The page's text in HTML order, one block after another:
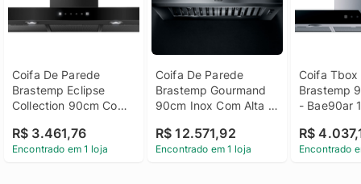
Coifa De Parede
Brastemp Eclipse
Collection 90cm Com
- Bae90ap 220V
R$ 3.461,76
Encontrado em 1 loja
Coifa De Parede
Brastemp Gourmand
90cm Inox Com Alta
110V
R$ 12.571,92
Encontrado em 1 loja
Coifa Tbox
Brastemp
- Bae90ar
R$
Encontrado